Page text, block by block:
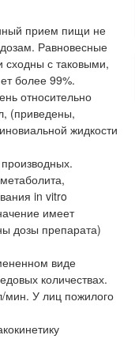
прием пищи не
Равновесные
сходны с таковыми,
более 99%.
относительно
(приведены,
жидкости
in vitro
имеет
дозы препарата)
виде
количествах.
мин. У лиц пожилого